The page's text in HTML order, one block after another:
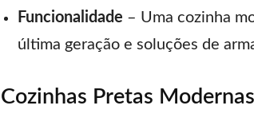
Funcionalidade – Uma cozinha
última geração e soluções de
Cozinhas Pretas